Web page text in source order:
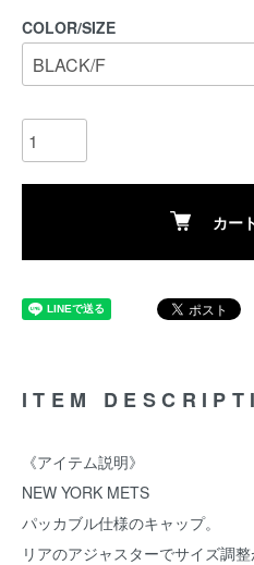
COLOR/SIZE
カー
ITEM
《アイテム説明》
NEW YORK METS
パッカブル仕様のキャップ。
リアのアジャスターでサイズ調